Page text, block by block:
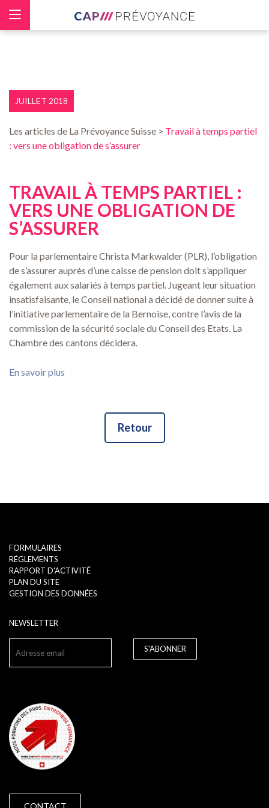
JUILLET 2018
Les articles de La Prévoyance Suisse > Travail à temps partiel
: vers une obligation de s’assurer
TRAVAIL À TEMPS PARTIEL :
VERS UNE OBLIGATION DE
S’ASSURER
Pour la parlementaire Christa Markwalder (PLR), l’obligation
de s’assurer auprès d’une caisse de pension doit s’appliquer
également aux salariés à temps partiel. Jugeant leur situation
insatisfaisante, le Conseil national a décidé de donner suite à
l’initiative parlementaire de la Bernoise, contre l’avis de la
commission de la sécurité sociale du Conseil des Etats. La
Chambre des cantons décidera.
En savoir plus
Retour
FORMULAIRES
RÉGLEMENTS
RAPPORT D'ACTIVITÉ
PLAN DU SITE
GESTION DES DONNÉES
NEWSLETTER
S'ABONNER
CONTACT
Panneau de gestion des cookies